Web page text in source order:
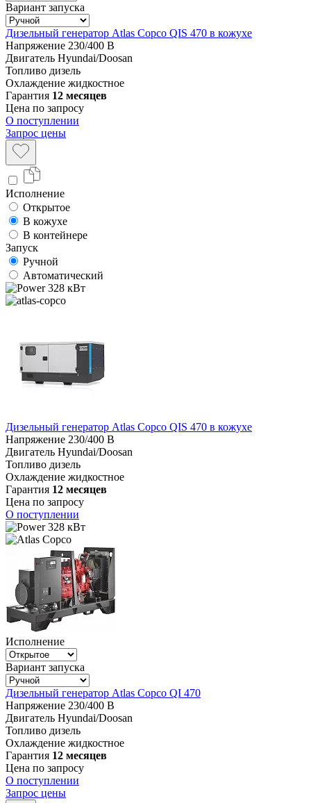
Вариант запуска
Дизельный генератор Atlas Copco QIS 470 в кожухе
Напряжение 230/400 В
Двигатель Hyundai/Doosan
Топливо дизель
Охлаждение жидкостное
Гарантия 12 месяцев
Цена по запросу
О поступлении
Запрос цены
Исполнение
Открытое
В кожухе
В контейнере
Запуск
Ручной
Автоматический
328 кВт
Дизельный генератор Atlas Copco QIS 470 в кожухе
Напряжение 230/400 В
Двигатель Hyundai/Doosan
Топливо дизель
Охлаждение жидкостное
Гарантия 12 месяцев
Цена по запросу
О поступлении
328 кВт
Исполнение
Вариант запуска
Дизельный генератор Atlas Copco QI 470
Напряжение 230/400 В
Двигатель Hyundai/Doosan
Топливо дизель
Охлаждение жидкостное
Гарантия 12 месяцев
Цена по запросу
О поступлении
Запрос цены